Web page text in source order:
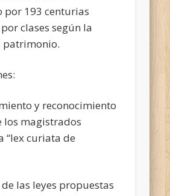
por 193 centurias
clases según la
patrimonio.
y reconocimiento
los magistrados
“lex curiata de
las leyes propuestas